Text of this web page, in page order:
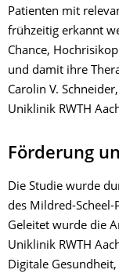
Patienten mit
frühzeitig erkannt
Chance,
und damit ihre
Carolin V.
Uniklinik RWTH
Förderung
Die Studie wurde
des Mildred-
Geleitet wurde die
Uniklinik RWTH
Digitale